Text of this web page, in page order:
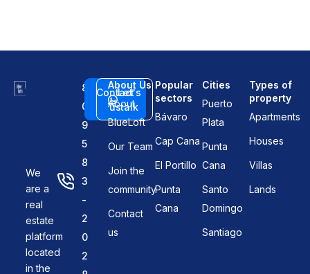
We
are a
real
estate
platform
located
in the
8
0
9
5
8
3
-
2
0
2
Contact
us
Let's
talk
About Us
About
BlueLoft
Our Team
Join the
community
Contact
us
Popular
sectors
Bávaro
Cap Cana
El Portillo
Punta
Cana
Cities
Puerto
Plata
Punta
Cana
Santo
Domingo
Santiago
Types of
property
Apartments
Houses
Villas
Lands